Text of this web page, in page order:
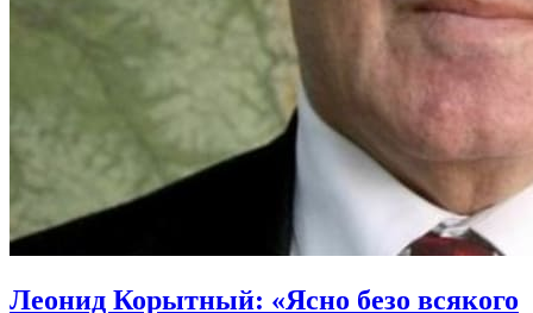
Леонид Корытный: «Ясно безо всякого